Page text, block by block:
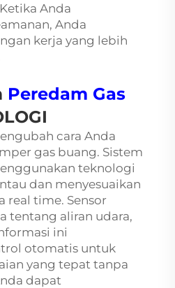
Anda
Anda
kerja yang lebih
Peredam Gas
cara Anda
gas buang. Sistem
teknologi
dan menyesuaikan
real time. Sensor
tentang aliran udara,
ini
otomatis untuk
yang tepat tanpa
dapat